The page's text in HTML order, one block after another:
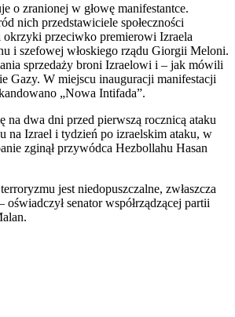
o zranionej w głowę manifestantce.
nich przedstawiciele społeczności
przeciwko premierowi Izraela
i szefowej włoskiego rządu Giorgii Meloni.
sprzedaży broni Izraelowi i – jak mówili
Gazy. W miejscu inauguracji manifestacji
„Nowa Intifada”.
na dwa dni przed pierwszą rocznicą ataku
na Izrael i tydzień po izraelskim ataku, w
zginął przywódca Hezbollahu Hasan
jest niedopuszczalne, zwłaszcza
senator współrządzącej partii